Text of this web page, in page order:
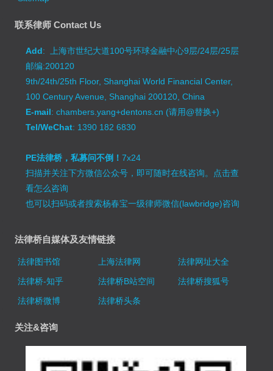
联系律师 Contact Us
Add: 上海市世纪大道100号环球金融中心9层/24层/25层
邮编:200120
9th/24th/25th Floor, Shanghai World Financial Center,
100 Century Avenue, Shanghai 200120, China
E-mail: chambers.yang+dentons.cn (请用@替换+)
Tel/WeChat: 1390 182 6830
PE法律桥，私募问不倒！7x24
扫描并关注下方微信公众号，即可随时在线咨询。 点击查
看怎么咨询
也可以扫码或者搜索杨春宝一级律师微信(lawbridge)咨询
法律桥自媒体及友情链接
法律图书馆 上海法律网
法律网址大全
法律桥-知乎
法律桥B站空间
法律桥搜狐号
法律桥微博
法律桥头条
关注&咨询